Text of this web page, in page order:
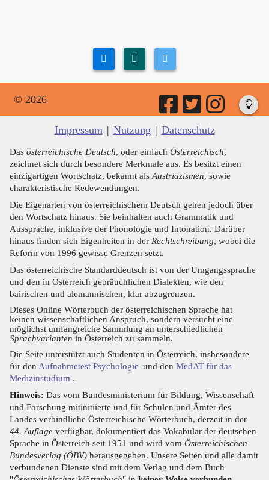
© 2026
Impressum | Nutzung | Datenschutz
Das österreichische Deutsch, oder einfach Österreichisch,
zeichnet sich durch besondere Merkmale aus. Es besitzt einen
einzigartigen Wortschatz, bekannt alsAustriazismen, sowie
charakteristische Redewendungen.
Die Eigenarten von österreichischem Deutsch gehen jedoch über
den Wortschatz hinaus. Sie beinhalten auch Grammatik und
Aussprache, inklusive der Phonologie und Intonation. Darüber
hinaus finden sich Eigenheiten in der Rechtschreibung, wobei die
Reform von 1996 gewisse Grenzen setzt.
Das österreichische Standarddeutsch ist von der Umgangssprache
und den in Österreich gebräuchlichen Dialekten, wie den
bairischen und alemannischen, klar abzugrenzen.
Dieses Online Wörterbuch der österreichischen Sprache hat
keinen wissenschaftlichen Anspruch, sondern versucht eine
möglichst umfangreiche Sammlung an unterschiedlichen
Sprachvarianten in Österreich zu sammeln.
Die Seite unterstützt auch Studenten in Österreich, insbesondere
für den Aufnahmetest Psychologie und den MedAT für das
Medizinstudium .
Hinweis: Das vom Bundesministerium für Bildung, Wissenschaft
und Forschung mitinitiierte und für Schulen und Ämter des
Landes verbindliche Österreichische Wörterbuch, derzeit in der
44. Auflage verfügbar, dokumentiert das Vokabular der deutschen
Sprache in Österreich seit 1951 und wird vom Österreichischen
Bundesverlag (ÖBV) herausgegeben. Unsere Seiten und alle damit
verbundenen Dienste sind mit dem Verlag und dem Buch